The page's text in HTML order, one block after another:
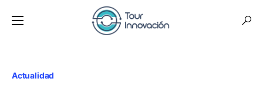
Actualidad